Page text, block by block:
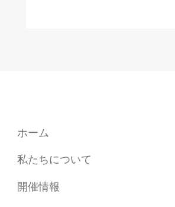
ホーム
私たちについて
開催情報